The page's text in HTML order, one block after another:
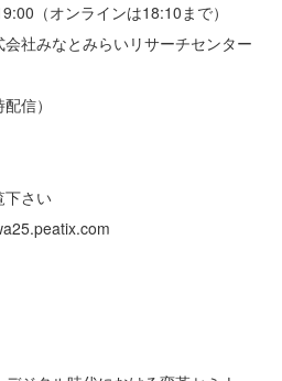
（オンラインは18:10まで）
社みなとみらいリサーチセンター
）
下さい